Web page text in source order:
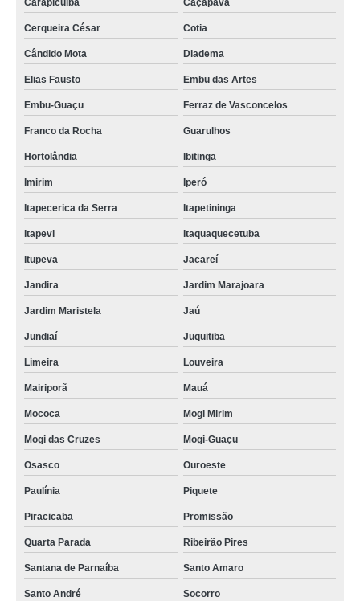
Carapicuíba Caçapava
Cerqueira César Cotia
Cândido Mota Diadema
Elias Fausto Embu das Artes
Embu-Guaçu Ferraz de Vasconcelos
Franco da Rocha Guarulhos
Hortolândia Ibitinga
Imirim Iperó
Itapecerica da Serra Itapetininga
Itapevi Itaquaquecetuba
Itupeva Jacareí
Jandira Jardim Marajoara
Jardim Maristela Jaú
Jundiaí Juquitiba
Limeira Louveira
Mairiporã Mauá
Mococa Mogi Mirim
Mogi das Cruzes Mogi-Guaçu
Osasco Ouroeste
Paulínia Piquete
Piracicaba Promissão
Quarta Parada Ribeirão Pires
Santana de Parnaíba Santo Amaro
Santo André Socorro